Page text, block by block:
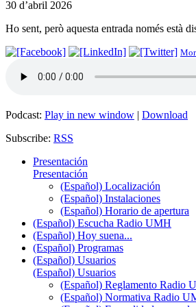
30 d’abril 2026
Ho sent, però aquesta entrada només està
Podcast: Play in new window | Download
Subscribe: RSS
Presentación
Presentación
(Español) Localización
(Español) Instalaciones
(Español) Horario de apertura
(Español) Escucha Radio UMH
(Español) Hoy suena...
(Español) Programas
(Español) Usuarios
(Español) Usuarios
(Español) Reglamento Radio
(Español) Normativa Radio